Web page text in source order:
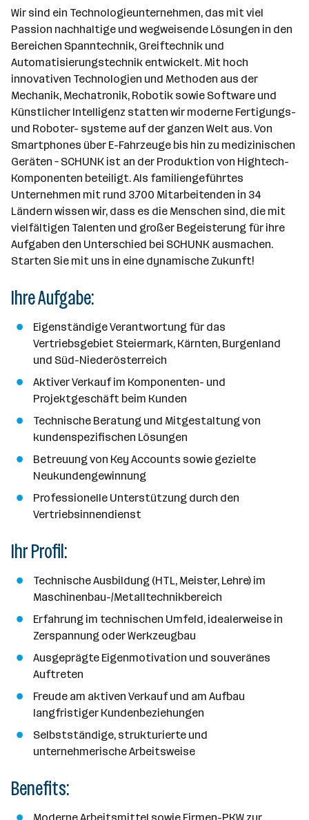
e
r
l
l
e
n
t
g
e
b
e
r
r
b
e
i
t
e
r
*
i
n
n
e
n
a
n
z
h
a
n
d
o
r
t
e
Wir sind ein Technologieunternehmen, das mit viel
Passion nachhaltige und wegweisende Lösungen in den
Bereichen Spanntechnik, Greiftechnik und
Automatisierungstechnik entwickelt. Mit hoch
innovativen Technologien und Methoden aus der
Mechanik, Mechatronik, Robotik sowie Software und
Künstlicher Intelligenz statten wir moderne Fertigungs-
und Roboter- systeme auf der ganzen Welt aus. Von
Smartphones über E-Fahrzeuge bis hin zu medizinischen
Geräten – SCHUNK ist an der Produktion von Hightech-
Komponenten beteiligt. Als familiengeführtes
Unternehmen mit rund 3.700 Mitarbeitenden in 34
Ländern wissen wir, dass es die Menschen sind, die mit
vielfältigen Talenten und großer Begeisterung für ihre
Aufgaben den Unterschied bei SCHUNK ausmachen.
Starten Sie mit uns in eine dynamische Zukunft!
Ihre Aufgabe:
Eigenständige Verantwortung für das
Vertriebsgebiet Steiermark, Kärnten, Burgenland
und Süd-Niederösterreich
Aktiver Verkauf im Komponenten- und
Projektgeschäft beim Kunden
Technische Beratung und Mitgestaltung von
kundenspezifischen Lösungen
Betreuung von Key Accounts sowie gezielte
Neukundengewinnung
Professionelle Unterstützung durch den
Vertriebsinnendienst
Ihr Profil:
Technische Ausbildung (HTL, Meister, Lehre) im
Maschinenbau-/Metalltechnikbereich
Erfahrung im technischen Umfeld, idealerweise in
Zerspannung oder Werkzeugbau
Ausgeprägte Eigenmotivation und souveränes
Auftreten
Freude am aktiven Verkauf und am Aufbau
langfristiger Kundenbeziehungen
Selbstständige, strukturierte und
unternehmerische Arbeitsweise
Benefits: